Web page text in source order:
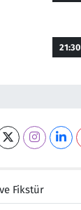
21:30
Fikstür